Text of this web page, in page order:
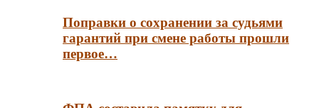
Поправки о сохранении за судьями
гарантий при смене работы прошли
первое…